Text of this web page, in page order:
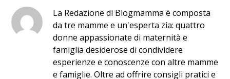
La Redazione di Blogmamma è composta
da tre mamme e un'esperta zia: quattro
donne appassionate di maternità e
famiglia desiderose di condividere
esperienze e conoscenze con altre mamme
e famiglie. Oltre ad offrire consigli pratici e